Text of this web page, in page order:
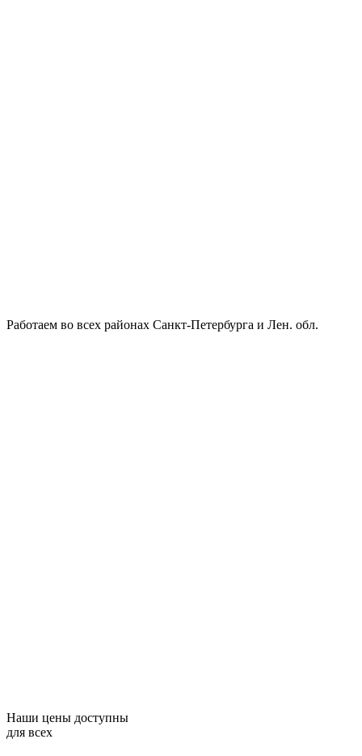
Работаем во всех районах Санкт-Петербурга и Лен. обл.
Наши цены доступны
для всех